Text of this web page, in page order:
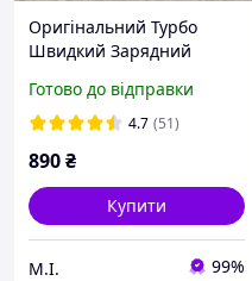
Оригінальний Турбо
Швидкий Зарядний
Блок + кабель Type C
Готово до відправки
4.7 (51)
890₴
Купити
М.І. 99%